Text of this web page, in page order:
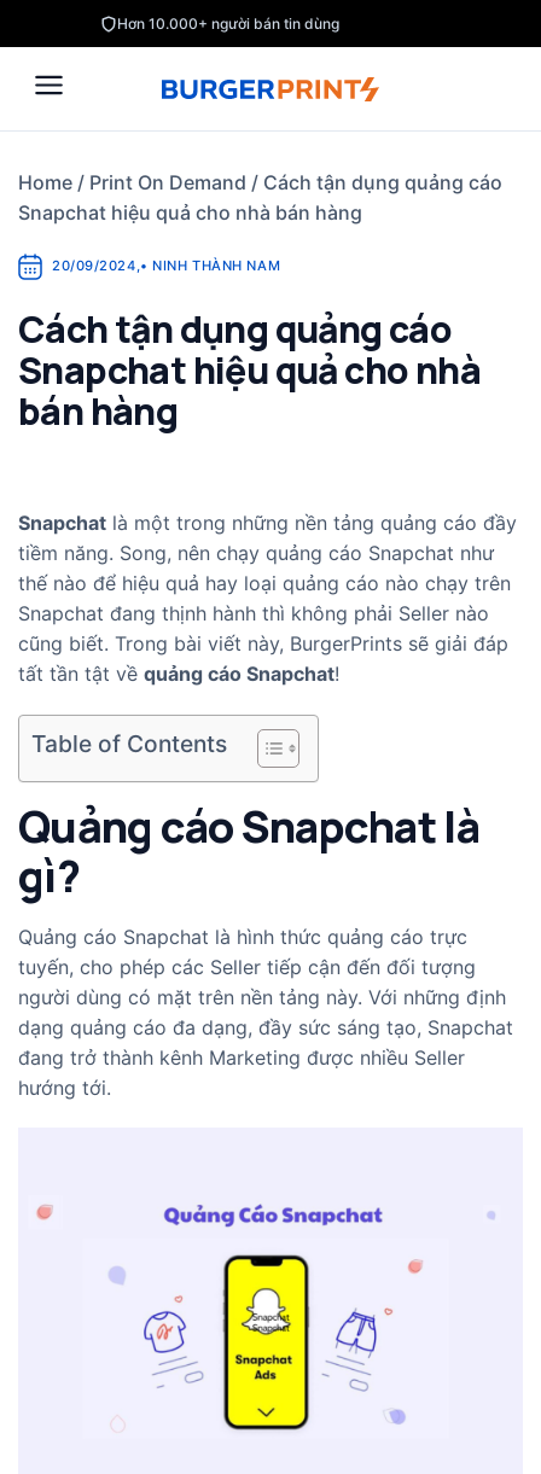
to
content
Hơn 10.000+ người bán tin dùng
Home / Print On Demand / Cách tận dụng quảng cáo
Snapchat hiệu quả cho nhà bán hàng
20/09/2024,• NINH THÀNH NAM
Cách tận dụng quảng cáo
Snapchat hiệu quả cho nhà
bán hàng
Snapchat là một trong những nền tảng quảng cáo đầy
tiềm năng. Song, nên chạy quảng cáo Snapchat như
thế nào để hiệu quả hay loại quảng cáo nào chạy trên
Snapchat đang thịnh hành thì không phải Seller nào
cũng biết. Trong bài viết này, BurgerPrints sẽ giải đáp
tất tần tật về quảng cáo Snapchat!
Table of Contents
Quảng cáo Snapchat là
gì?
Quảng cáo Snapchat là hình thức quảng cáo trực
tuyến, cho phép các Seller tiếp cận đến đối tượng
người dùng có mặt trên nền tảng này. Với những định
dạng quảng cáo đa dạng, đầy sức sáng tạo, Snapchat
đang trở thành kênh Marketing được nhiều Seller
hướng tới.